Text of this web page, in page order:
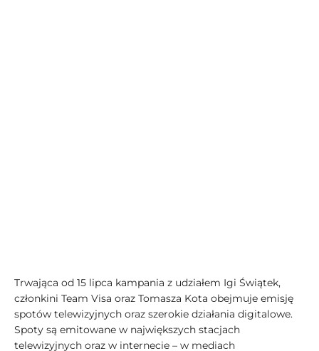
Trwająca od 15 lipca kampania z udziałem Igi Świątek,
członkini Team Visa oraz Tomasza Kota obejmuje emisję
spotów telewizyjnych oraz szerokie działania digitalowe.
Spoty są emitowane w największych stacjach
telewizyjnych oraz w internecie – w mediach